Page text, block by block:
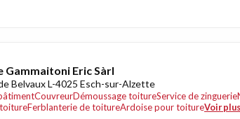
Gammaitoni Eric Sàrl
Belvaux L-4025 Esch-sur-Alzette
CouvreurDémoussage toitureService de zinguerie
Ferblanterie de toitureArdoise pour toitureVoir plus